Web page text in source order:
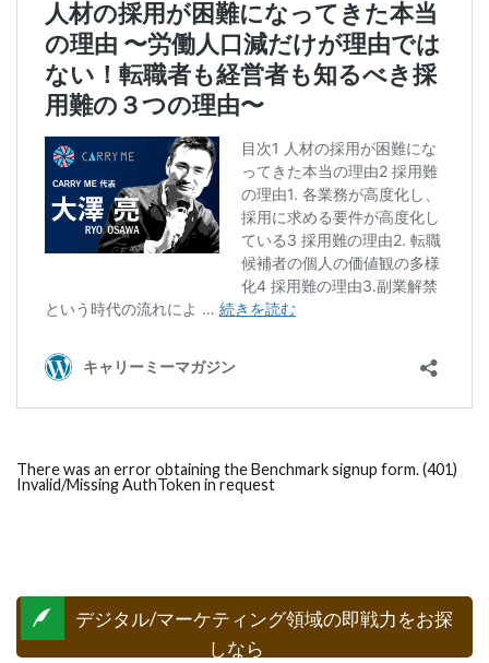
There was an error obtaining the Benchmark signup form. (401)
Invalid/Missing AuthToken in request
デジタル/マーケティング領域の即戦力をお探
しなら